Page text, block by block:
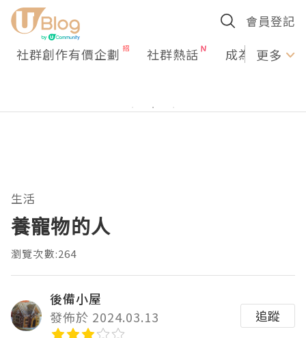
會員登記
社群創作有價企劃 社群熱話 成為U更多
生活
養寵物的人
瀏覽次數:264
後備小屋
發佈於 2024.03.13
追蹤